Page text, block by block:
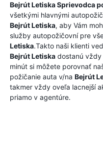
Bejrút LetiskaSprievodca
všetkými hlavnými
Bejrút Letiska, aby Vám
služby autopožičovní pre
Letiska.Takto naši klienti
Bejrút Letiska dostanú vždy
minút si môžete porovnať
požičanie auta v/na Bejrút
takmer vždy oveľa lacnejší
priamo v agentúre.